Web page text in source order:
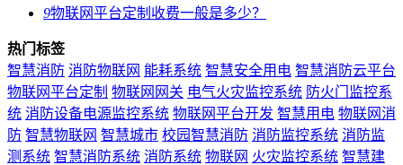
9物联网平台定制收费一般是多少？
热门标签
智慧消防 消防物联网 能耗系统 智慧安全用电 智慧消防云平台
物联网平台定制 物联网网关 电气火灾监控系统 防火门监控系
统 消防设备电源监控系统 物联网平台开发 智慧用电 物联网消
防 智慧物联网 智慧城市 校园智慧消防 消防监控系统 消防监
测系统 智慧消防系统 消防系统 物联网 火灾监控系统 智慧建